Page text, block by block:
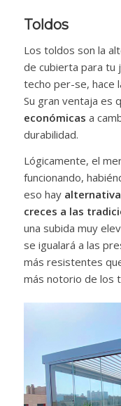
Toldos
Los toldos son la
de cubierta para tu
techo per-se, hace
Su gran ventaja es
económicas a
durabilidad.
Lógicamente, el
funcionando,
eso hay
creces a las
una subida muy
se igualará a las
más resistentes
más notorio de los